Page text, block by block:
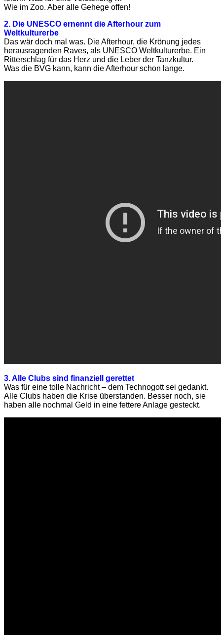
Wie im Zoo. Aber alle Gehege offen!
2. Die UNESCO ernennt die Afterhour zum
Weltkulturerbe
Das wär doch mal was. Die Afterhour, die Krönung jedes
herausragenden Raves, als UNESCO Weltkulturerbe. Ein
Ritterschlag für das Herz und die Leber der Tanzkultur.
Was die BVG kann, kann die Afterhour schon lange.
3. Alle Clubs sind finanziell gerettet
Was für eine tolle Nachricht – dem Technogott sei gedankt.
Alle Clubs haben die Krise überstanden. Besser noch, sie
haben alle nochmal Geld in eine fettere Anlage gesteckt.